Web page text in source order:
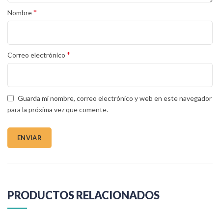
Nombre*
Correo electrónico *
Guarda mi nombre, correo electrónico y web en este navegador
para la próxima vez que comente.
PRODUCTOS RELACIONADOS